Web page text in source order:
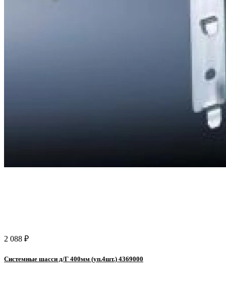
2 088 ₽
Системные шасси д/Г 400мм (уп.4шт.) 4369000